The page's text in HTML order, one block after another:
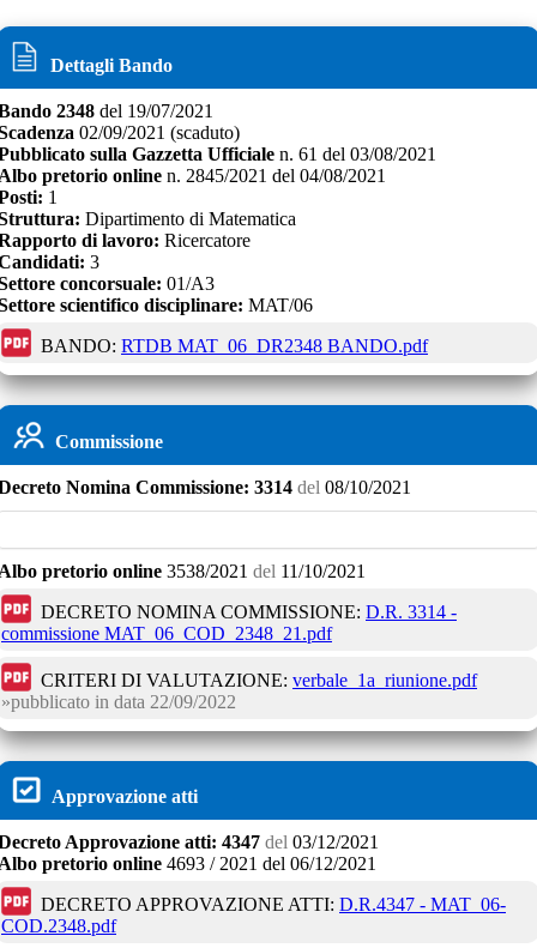
Dettagli Bando
2348 del 19/07/2021
02/09/2021 (scaduto)
sulla Gazzetta Ufficiale n. 61 del 03/08/2021
pretorio online n. 2845/2021 del 04/08/2021
1
Dipartimento di Matematica
di lavoro: Ricercatore
3
concorsuale: 01/A3
scientifico disciplinare: MAT/06
BANDO: RTDB MAT_06_DR2348 BANDO.pdf
Commissione
Nomina Commissione: 3314 del 08/10/2021
pretorio online 3538/2021 del 11/10/2021
DECRETO NOMINA COMMISSIONE: D.R. 3314 -
commissione MAT_06_COD_2348_21.pdf
CRITERI DI VALUTAZIONE: verbale_1a_riunione.pdf
pubblicato in data 22/09/2022
Approvazione atti
Approvazione atti: 4347 del 03/12/2021
pretorio online 4693 / 2021 del 06/12/2021
DECRETO APPROVAZIONE ATTI: D.R.4347 - MAT_06-
COD.2348.pdf